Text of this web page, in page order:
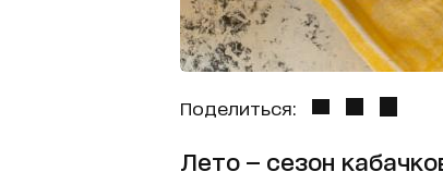
Поделиться:
Лето — сезон